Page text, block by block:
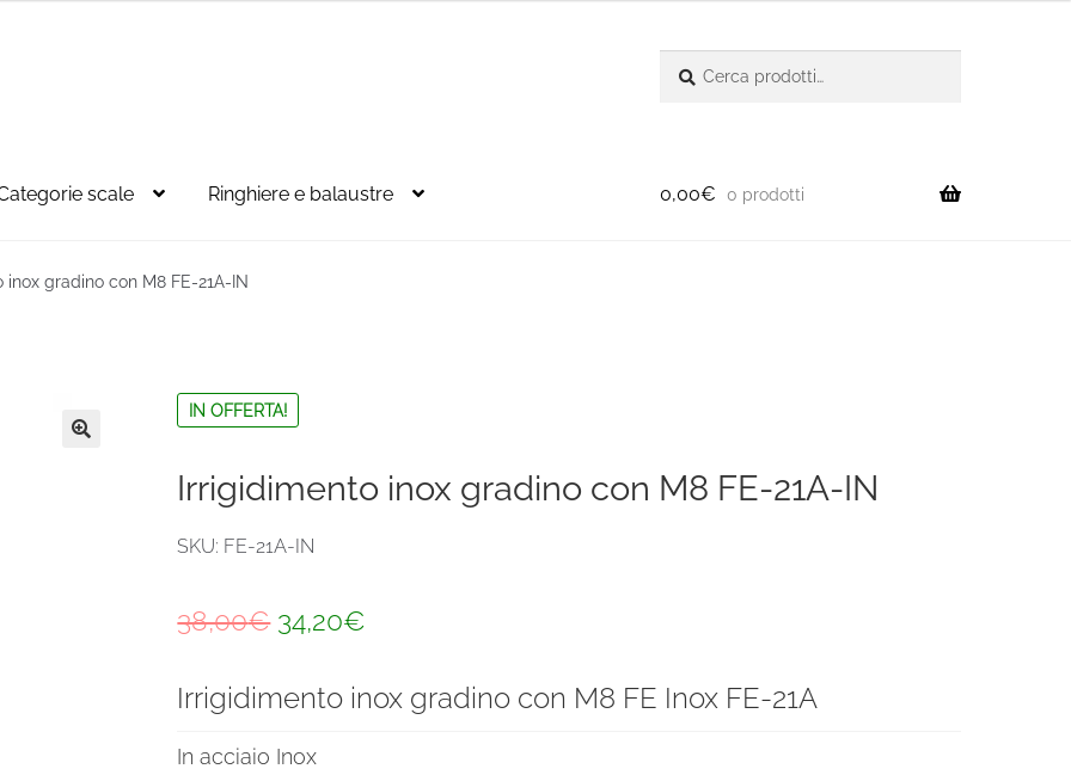
scale Ringhiere e balaustre 0,00€ 0 prodotti
inox gradino con M8 FE-21A-IN
IN OFFERTA!
Irrigidimento inox gradino con M8 FE-21A-IN
SKU: FE-21A-IN
38,00€ Il
originale
era:
34,20€
attuale
Irrigidimento inox gradino con M8 FE Inox FE-21A
In acciaio Inox